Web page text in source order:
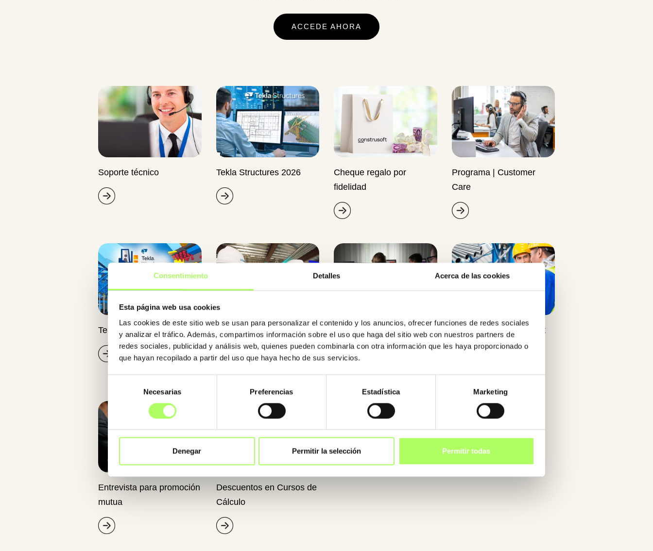
Consentimiento Detalles Acerca de las cookies
Esta página web usa cookies
Las cookies de este sitio web se usan para personalizar el contenido y los anuncios, ofrecer funciones de redes sociales
y analizar el tráfico. Además, compartimos información sobre el uso que haga del sitio web con nuestros partners de
redes sociales, publicidad y análisis web, quienes pueden combinarla con otra información que les haya proporcionado o
que hayan recopilado a partir del uso que haya hecho de sus servicios.
consentimiento
Necesarias Preferencias Estadística Marketing
Denegar Permitir la selección Permitir todas
ACCEDE AHORA
Soporte técnico Tekla Structures 2026
Cheque regalo por
fidelidad
Programa | Customer
Care
Tekla Warehouse
Trimble Connect Business
gratis
Aprende Tekla Structures
sin coste
Cursos Trimble Connect
gratis
Entrevista para promoción
mutua
Descuentos en Cursos de
Cálculo